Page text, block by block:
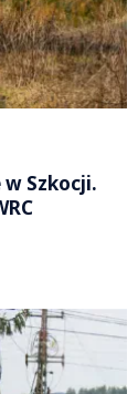
Szkocji.